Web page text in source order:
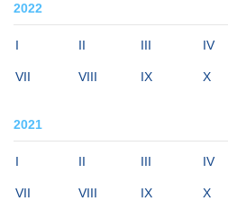
2022
I II III IV
VII VIII IX X
2021
I II III IV
VII VIII IX X